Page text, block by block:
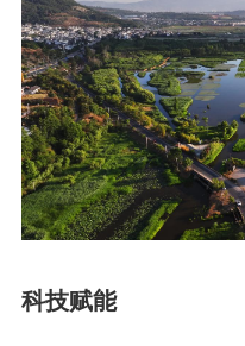
科技赋能